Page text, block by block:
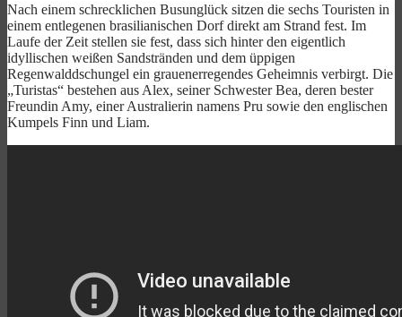
Nach einem schrecklichen Busunglück sitzen die sechs Touristen in
einem entlegenen brasilianischen Dorf direkt am Strand fest. Im
Laufe der Zeit stellen sie fest, dass sich hinter den eigentlich
idyllischen weißen Sandstränden und dem üppigen
Regenwalddschungel ein grauenerregendes Geheimnis verbirgt. Die
„Turistas“ bestehen aus Alex, seiner Schwester Bea, deren bester
Freundin Amy, einer Australierin namens Pru sowie den englischen
Kumpels Finn und Liam.